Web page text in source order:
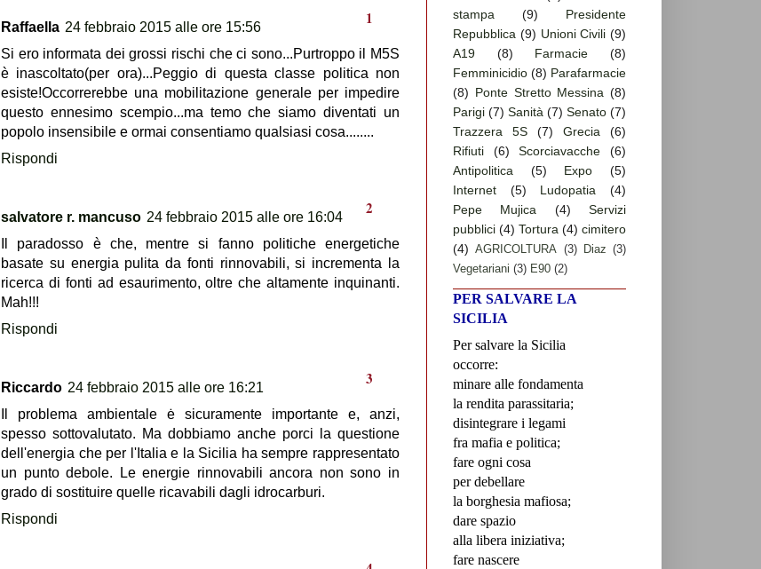
Raffaella 24 febbraio 2015 alle ore 15:56
Si ero informata dei grossi rischi che ci sono...Purtroppo il M5S
è inascoltato(per ora)...Peggio di questa classe politica non
esiste!Occorrerebbe una mobilitazione generale per impedire
questo ennesimo scempio...ma temo che siamo diventati un
popolo insensibile e ormai consentiamo qualsiasi cosa........
Rispondi
salvatore r. mancuso 24 febbraio 2015 alle ore 16:04
Il paradosso è che, mentre si fanno politiche energetiche
basate su energia pulita da fonti rinnovabili, si incrementa la
ricerca di fonti ad esaurimento, oltre che altamente inquinanti.
Mah!!!
Rispondi
Riccardo 24 febbraio 2015 alle ore 16:21
Il problema ambientale ė sicuramente importante e, anzi,
spesso sottovalutato. Ma dobbiamo anche porci la questione
dell'energia che per l'Italia e la Sicilia ha sempre rappresentato
un punto debole. Le energie rinnovabili ancora non sono in
grado di sostituire quelle ricavabili dagli idrocarburi.
Rispondi
stampa
(9)
Presidente
Repubblica (9) Unioni Civili (9)
A19
(8) Farmacie
(8)
Femminicidio (8) Parafarmacie
(8) Ponte Stretto Messina (8)
Parigi (7) Sanità (7) Senato (7)
Trazzera 5S
(7) Grecia
(6)
Rifiuti
(6) Scorciavacche
(6)
Antipolitica
(5) Expo
(5)
Internet
(5) Ludopatia
(4)
Pepe Mujica
(4)
Servizi
pubblici (4) Tortura (4) cimitero
(4) AGRICOLTURA (3) Diaz (3)
Vegetariani (3) E90 (2)
PER SALVARE LA
SICILIA
Per salvare la Sicilia
occorre:
minare alle fondamenta
la rendita parassitaria;
disintegrare i legami
fra mafia e politica;
fare ogni cosa
per debellare
la borghesia mafiosa;
dare spazio
alla libera iniziativa;
fare nascere